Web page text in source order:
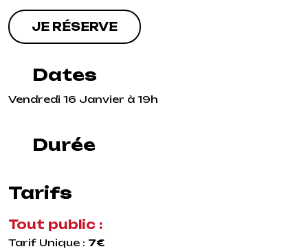
JE RÉSERVE
Dates
Vendredi 16 Janvier à 19h
Durée
Tarifs
Tout public :
Tarif Unique : 7€